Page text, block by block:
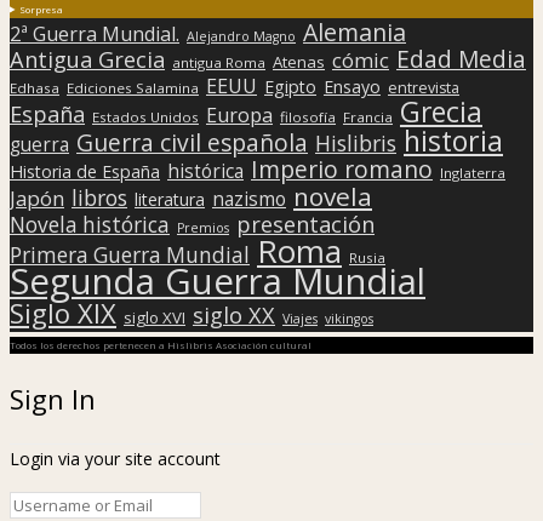
Sorpresa
2ª Guerra Mundial. Alejandro Magno Alemania
Antigua Grecia antigua Roma Atenas cómic Edad Media
Edhasa Ediciones Salamina EEUU Egipto Ensayo entrevista
España Estados Unidos Europa filosofía Francia Grecia
guerra Guerra civil española Hislibris historia
Historia de España histórica Imperio romano Inglaterra
Japón libros literatura nazismo novela
Novela histórica Premios presentación
Primera Guerra Mundial Roma Rusia
Segunda Guerra Mundial
Siglo XIX siglo XVI siglo XX Viajes vikingos
Todos los derechos pertenecen a Hislibris Asociación cultural
Sign In
Login via your site account